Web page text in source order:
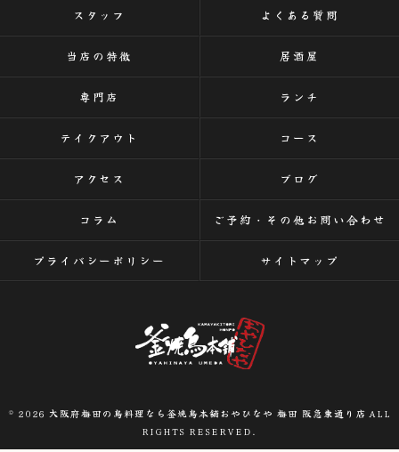
スタッフ よくある質問
当店の特徴 居酒屋
専門店 ランチ
テイクアウト コース
アクセス ブログ
コラム ご予約・その他お問い合わせ
プライバシーポリシー サイトマップ
© 2026 大阪府梅田の鳥料理なら釜焼鳥本舗おやひなや 梅田 阪急東通り店 ALL
RIGHTS RESERVED.